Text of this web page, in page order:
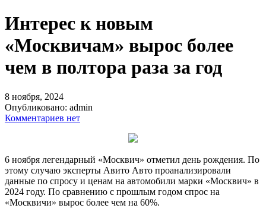
Интерес к новым
«Москвичам» вырос более
чем в полтора раза за год
8 ноября, 2024
Опубликовано: admin
Комментариев нет
6 ноября легендарный «Москвич» отметил день рождения. По
этому случаю эксперты Авито Авто проанализировали
данные по спросу и ценам на автомобили марки «Москвич» в
2024 году. По сравнению с прошлым годом спрос на
«Москвичи» вырос более чем на 60%.